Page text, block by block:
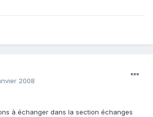
2008
à échanger dans la section échanges